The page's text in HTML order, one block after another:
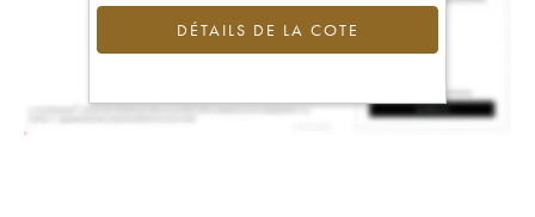
DÉTAILS DE LA COTE